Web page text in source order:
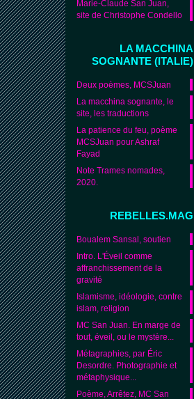
Marie-Claude San Juan,
site de Christophe Condello
LA MACCHINA
SOGNANTE (ITALIE)
Deux poèmes, MCSJuan
La macchina sognante, le
site, les traductions
La patience du feu, poème
MCSJuan pour Ashraf
Fayad
Note Trames nomades,
2020.
REBELLES.MAG
Boualem Sansal, soutien
Intro. L'Éveil comme
affranchissement de la
gravité
Islamisme, idéologie, contre
islam, religion
MC San Juan. En marge de
tout, éveil, ou le mystère...
Métagraphies, par Éric
Desordre. Photographie et
métaphysique...
Poème, Arrêtez, MC San